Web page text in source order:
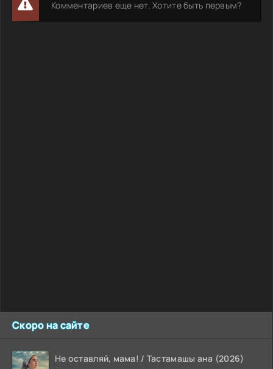
Скоро на сайте
Не оставляй, мама! / Тастамашы ана (2026)
Комментариев еще нет. Хотите быть первым?